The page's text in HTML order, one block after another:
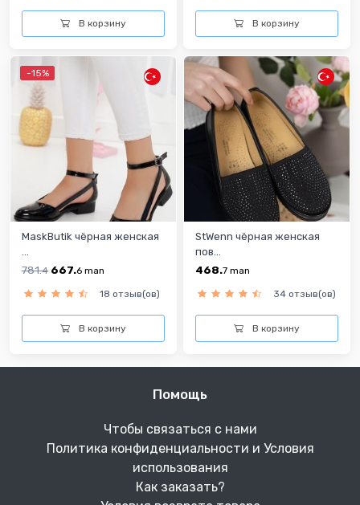
В корзину В корзину
-15%
MaskButik чёрная женская
...
781.4 667.6 man
18 отзыв(ов)
В корзину
StWenn чёрная женская
пов...
468.7 man
34 отзыв(ов)
В корзину
Помощь
Чтобы связаться с нами
Политика конфиденциальности и Условия
использования
Как заказать?